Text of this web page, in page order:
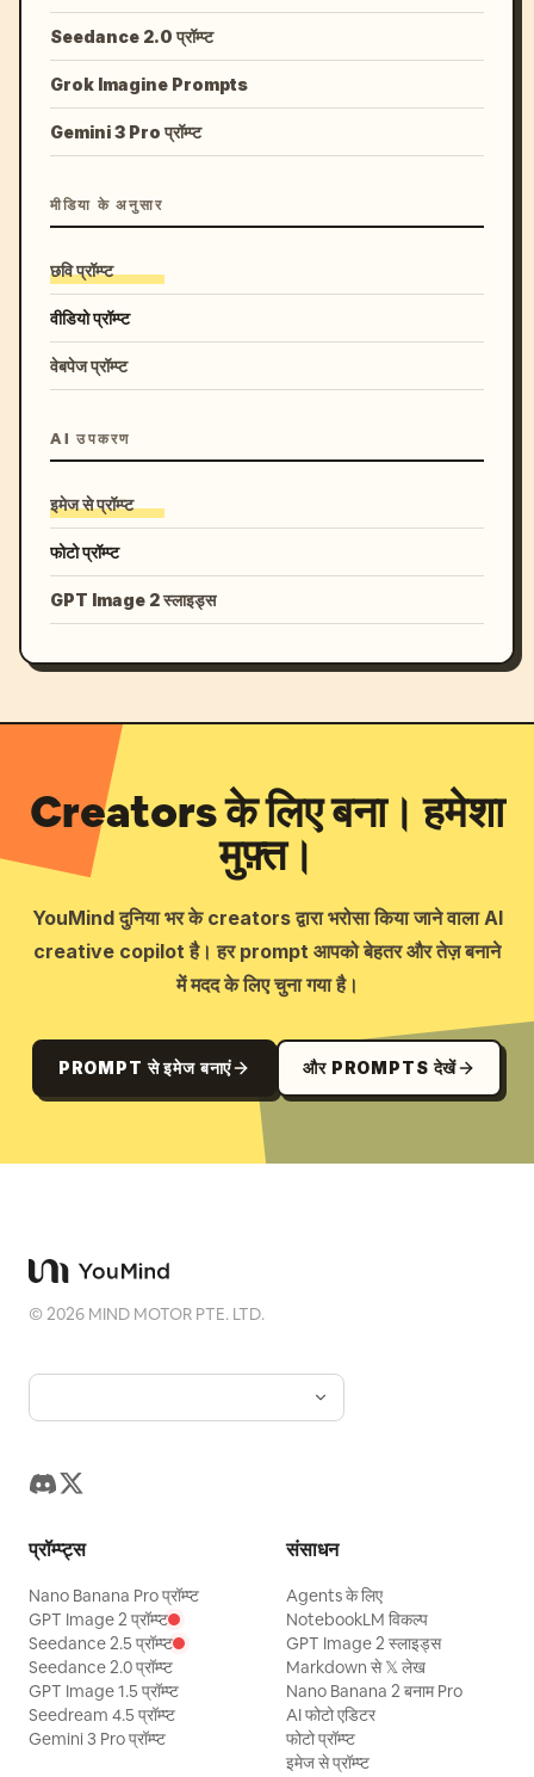
Seedance 2.0 प्रॉम्प्ट
Grok Imagine Prompts
Gemini 3 Pro प्रॉम्प्ट
मीडिया के अनुसार
छवि प्रॉम्प्ट
वीडियो प्रॉम्प्ट
वेबपेज प्रॉम्प्ट
AI उपकरण
इमेज से प्रॉम्प्ट
फोटो प्रॉम्प्ट
GPT Image 2 स्लाइड्स
Creators के लिए बना। हमेशा
मुफ़्त।
YouMind दुनिया भर के creators द्वारा भरोसा किया जाने वाला AI
creative copilot है। हर prompt आपको बेहतर और तेज़ बनाने
में मदद के लिए चुना गया है।
PROMPT से इमेज बनाएं और PROMPTS देखें
©2026 MIND MOTOR PTE. LTD.
प्रॉम्प्ट्स
Nano Banana Pro प्रॉम्प्ट
GPT Image 2 प्रॉम्प्ट
Seedance 2.5 प्रॉम्प्ट
Seedance 2.0 प्रॉम्प्ट
GPT Image 1.5 प्रॉम्प्ट
Seedream 4.5 प्रॉम्प्ट
Gemini 3 Pro प्रॉम्प्ट
संसाधन
Agents के लिए
NotebookLM विकल्प
GPT Image 2 स्लाइड्स
Markdown से 𝕏 लेख
Nano Banana 2 बनाम Pro
AI फोटो एडिटर
फोटो प्रॉम्प्ट
इमेज से प्रॉम्प्ट